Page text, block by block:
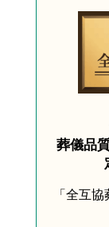
葬儀品
「全互